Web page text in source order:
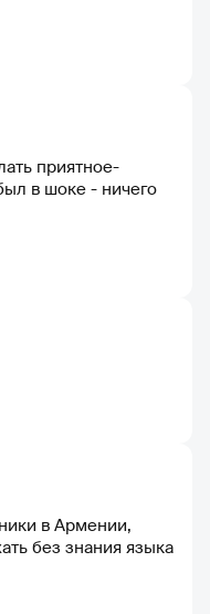
приятное-
в шоке - ничего
в Армении,
без знания языка